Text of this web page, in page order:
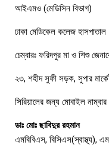
আইএমও (মেডিসিন বিভাগ)
ঢাকা মেডিকেল কলেজ
চেম্বারঃ ফরিদপুর মা ও শিশু
২৩, শহীদ সুফী সড়ক, সুপার
সিরিয়ালের জন্য মোবাইল
ডাঃ মোঃ ছাবিদুর রহমান
এমবিবিএস, বিসিএস(স্বাস্থ্য),